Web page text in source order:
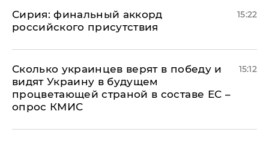
​Сирия: финальный аккорд
российского присутствия
15:22
Сколько украинцев верят в победу и
видят Украину в будущем
процветающей страной в составе ЕС –
опрос КМИС
15:12